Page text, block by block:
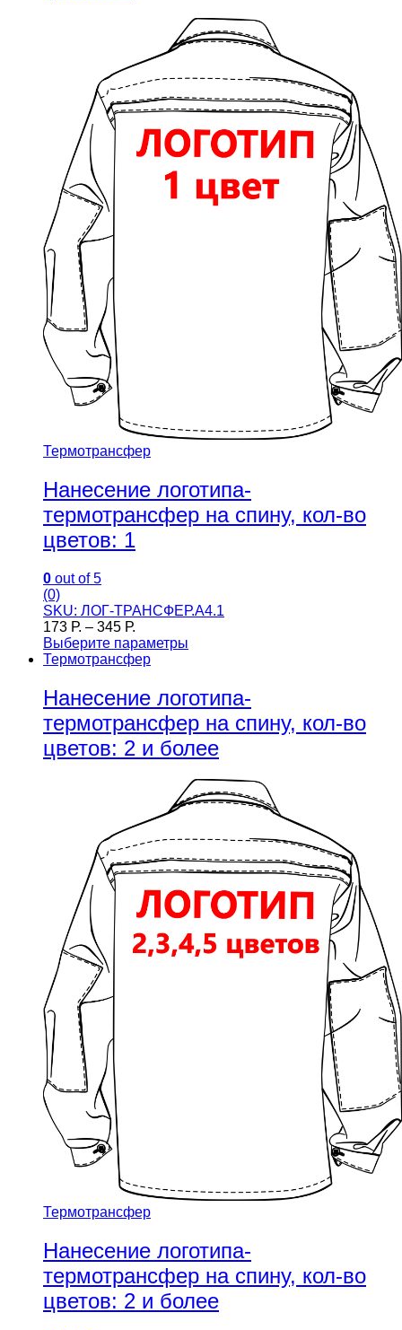
Термотрансфер
Нанесение логотипа-
термотрансфер на спину, кол-во
цветов: 1
0 out of 5
(0)
SKU: ЛОГ-ТРАНСФЕР.А4.1
173 Р. – 345 Р.
Выберите параметры
Термотрансфер
Нанесение логотипа-
термотрансфер на спину, кол-во
цветов: 2 и более
Термотрансфер
Нанесение логотипа-
термотрансфер на спину, кол-во
цветов: 2 и более